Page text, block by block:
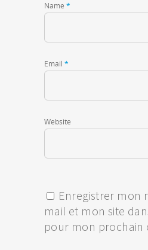
Name *
Email *
Website
Enregistrer mon
mail et mon site
pour mon prochain